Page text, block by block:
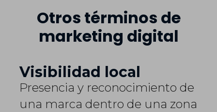
Otros términos de
marketing digital
Visibilidad local
Presencia y reconocimiento de
una marca dentro de una zona